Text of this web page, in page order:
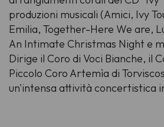
produzioni musicali (Amici, Ivy
Emilia, Together-Here We are,
An Intimate Christmas Night e
Dirige il Coro di Voci Bianche, il
Piccolo Coro Artemìa di
un'intensa attività concertistica